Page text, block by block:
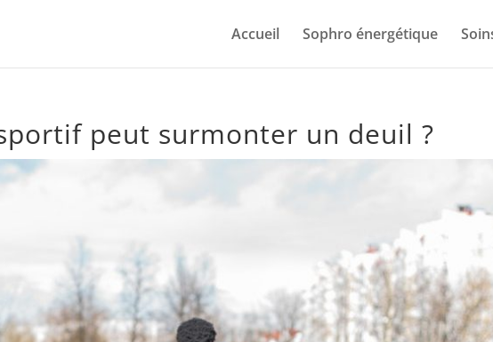
Accueil Sophro énergétique
peut surmonter un deuil ?